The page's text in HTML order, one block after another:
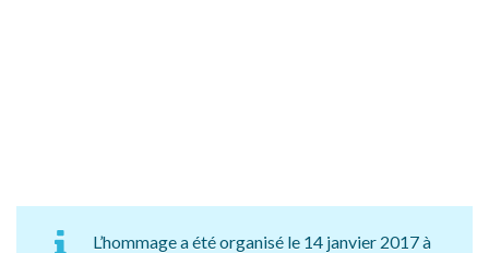
L’hommage a été organisé le 14 janvier 2017 à